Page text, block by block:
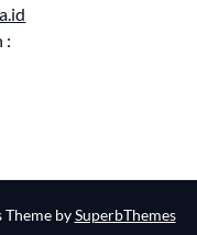
:
Theme bySuperbThemes